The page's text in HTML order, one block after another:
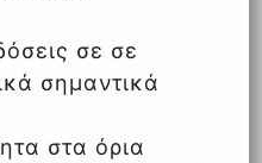
σε σε
σημαντικά
στα όρια